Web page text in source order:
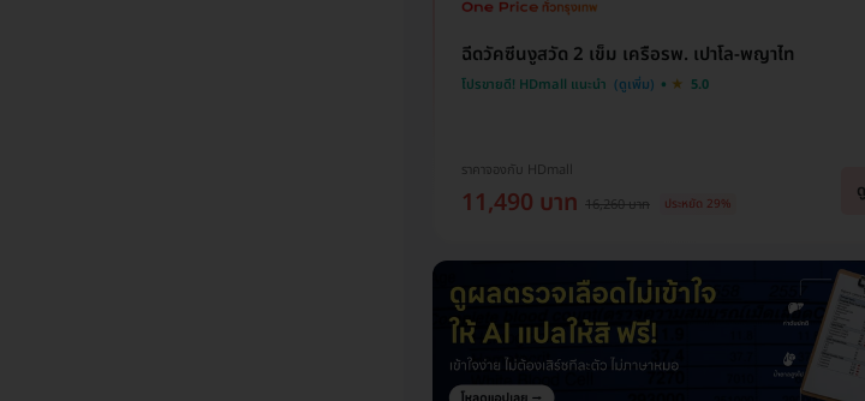
ฉีดวัคซีนงูสวัด 2 เข็ม เครือรพ. เปาโล-พญาไท
โปรขายดี! HDmall แนะนำ 5.0
ราคาจองกับ HDmall
11,490 บาท 16,260 บาท ประหยัด 29%